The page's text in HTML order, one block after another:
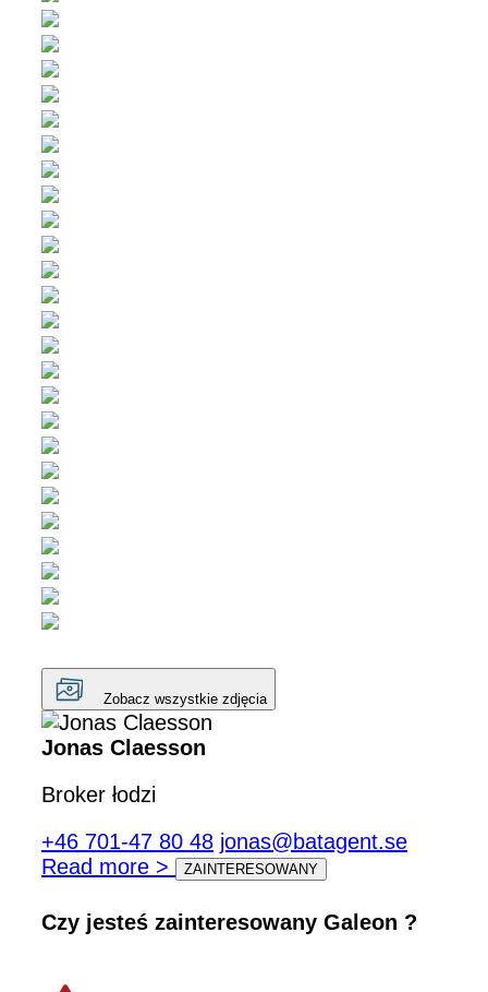
Zobacz wszystkie zdjęcia
Jonas Claesson
Broker łodzi
+46 701-47 80 48 jonas@batagent.se
Read more >
ZAINTERESOWANY
Czy jesteś zainteresowany Galeon ?